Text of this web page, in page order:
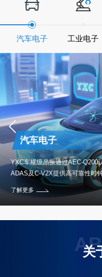
汽车电子 工业电子
汽车电子
YXC车规级晶振通过AEC-Q200
ADAS及C-V2X提供高可靠性时
了解更多
关